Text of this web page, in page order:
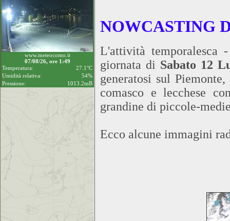
www.meteocomo.it
07/08/26, ore 1:49
Temperatura:
27.1°C
Umidità relativa:
54%
Pressione:
1013.2mB
NOWCASTING
L'attività temporalesca
giornata di Sabato 12
generatosi sul
comasco e lecchese
grandine di piccole-
Ecco alcune immagini